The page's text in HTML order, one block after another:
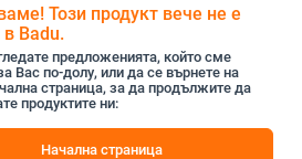
Този продукт вече не е
Badu.
предложенията, който сме
Вас по-долу, или да се върнете на
страница, за да продължите да
продуктите ни:
Начална страница